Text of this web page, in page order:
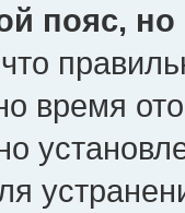
пояс,
время